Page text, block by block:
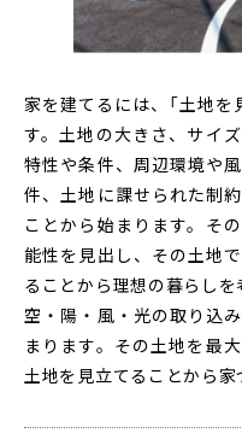
家を建てるには、「土地を
す。土地の大きさ、サイ
特性や条件、周辺環境や
件、土地に課せられた制
ことから始まります。そ
能性を見出し、その土地
ることから理想の暮らしを
空・陽・風・光の取り込
まります。その土地を最
土地を見立てることから家